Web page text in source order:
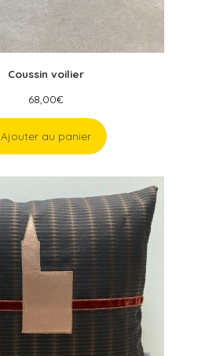
Coussin voilier
68,00€
Ajouter au panier